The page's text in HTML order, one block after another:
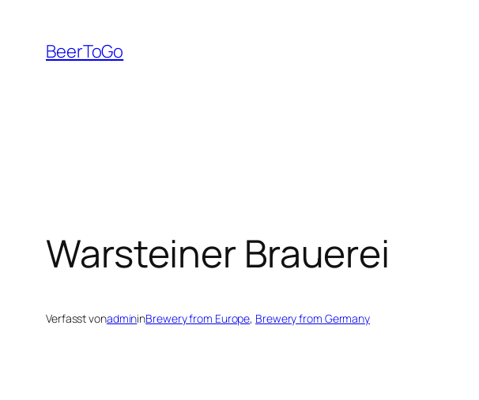
Inhalt
springen
BeerToGo
Warsteiner Brauerei
Verfasst vonadmininBrewery from Europe, Brewery from Germany